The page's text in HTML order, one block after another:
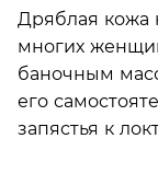
Дряблая кожа
многих
баночным
его
запястья к